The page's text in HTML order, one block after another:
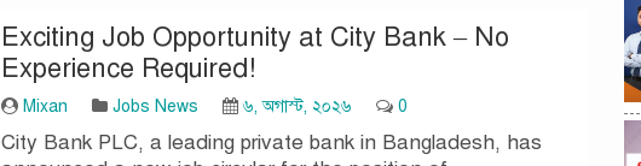
Exciting Job Opportunity at City Bank – No
Experience Required!
Mixan Jobs News ৬, অগাস্ট, ২০২৬ 0
City Bank PLC, a leading private bank in Bangladesh, has